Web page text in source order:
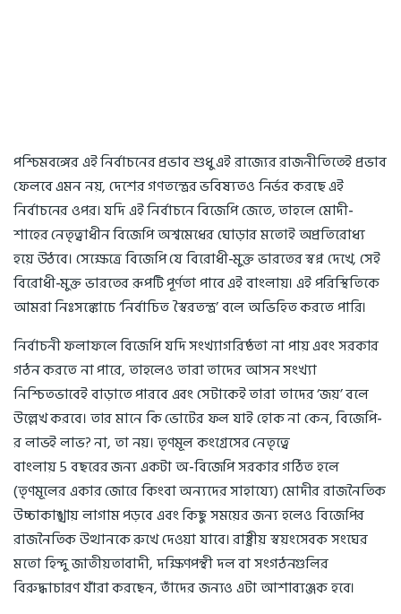
পশ্চিমবঙ্গের এই নির্বাচনের প্রভাব শুধু এই রাজ্যের রাজনীতিতেই প্রভাব
ফেলবে এমন নয়, দেশের গণতন্ত্রের ভবিষ্যতও নির্ভর করছে এই
নির্বাচনের ওপর। যদি এই নির্বাচনে বিজেপি জেতে, তাহলে মোদী-
শাহের নেতৃত্বাধীন বিজেপি অশ্বমেধের ঘোড়ার মতোই অপ্রতিরোধ্য
হয়ে উঠবে। সেক্ষেত্রে বিজেপি যে বিরোধী-মুক্ত ভারতের স্বপ্ন দেখে, সেই
বিরোধী-মুক্ত ভারতের রূপটি পূর্ণতা পাবে এই বাংলায়। এই পরিস্থিতিকে
আমরা নিঃসঙ্কোচে ‘নির্বাচিত স্বৈরতন্ত্র’ বলে অভিহিত করতে পারি।
নির্বাচনী ফলাফলে বিজেপি যদি সংখ্যাগরিষ্ঠতা না পায় এবং সরকার
গঠন করতে না পারে, তাহলেও তারা তাদের আসন সংখ্যা
নিশ্চিতভাবেই বাড়াতে পারবে এবং সেটাকেই তারা তাদের ‘জয়’ বলে
উল্লেখ করবে। তার মানে কি ভোটের ফল যাই হোক না কেন, বিজেপি-
র লাভই লাভ? না, তা নয়। তৃণমূল কংগ্রেসের নেতৃত্বে
বাংলায় 5 বছরের জন্য একটা অ-বিজেপি সরকার গঠিত হলে
(তৃণমূলের একার জোরে কিংবা অন্যদের সাহায্যে) মোদীর রাজনৈতিক
উচ্চাকাঙ্খায় লাগাম পড়বে এবং কিছু সময়ের জন্য হলেও বিজেপির
রাজনৈতিক উত্থানকে রুখে দেওয়া যাবে। রাষ্ট্রীয় স্বয়ংসেবক সংঘের
মতো হিন্দু জাতীয়তাবাদী, দক্ষিণপন্থী দল বা সংগঠনগুলির
বিরুদ্ধাচারণ যাঁরা করছেন, তাঁদের জন্যও এটা আশাব্যঞ্জক হবে।